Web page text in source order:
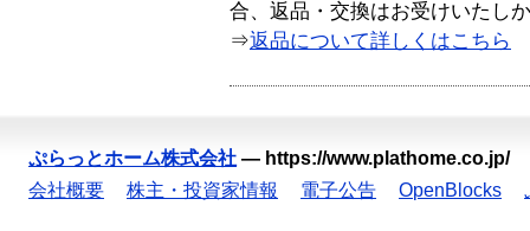
合、返品・交換はお受けいたし
⇒返品について詳しくはこちら
ぷらっとホーム株式会社 — https://www.plathome.co.jp/
会社概要
株主・投資家情報 電子公告 OpenBlocks